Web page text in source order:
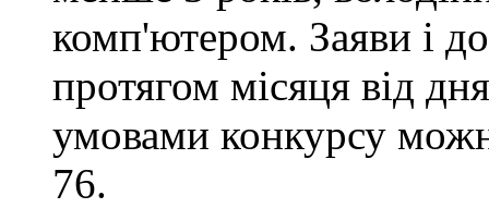
комп'ютером. Заяви і
протягом місяця від
умовами конкурсу
76.